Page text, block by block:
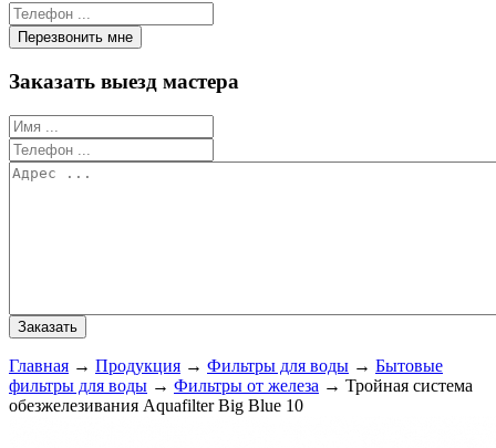
Заказать выезд мастера
Главная → Продукция → Фильтры для воды → Бытовые
фильтры для воды → Фильтры от железа → Тройная система
обезжелезивания Aquafilter Big Blue 10